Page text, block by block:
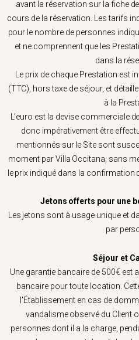
avant la réservation sur la fiche
cours de la réservation. Les tarifs
pour le nombre de personnes
et ne comprennent que les
dans la
Le prix de chaque Prestation est
(TTC), hors taxe de séjour, et
à la
L’euro est la devise commerciale
donc impérativement être
mentionnés sur le Site sont
moment par Villa Occitana, sans
le prix indiqué dans la confirmation
Jetons offerts pour une
Les jetons sont à usage unique et
par
Séjour et
Une garantie bancaire de 500€ est
bancaire pour toute location.
l’Établissement en cas de
vandalisme observé du Client
personnes dont il a la charge,